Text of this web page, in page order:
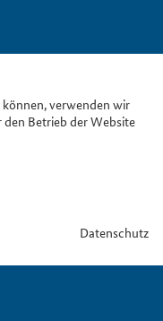
verwenden wir
den Betrieb der Website
Datenschutz